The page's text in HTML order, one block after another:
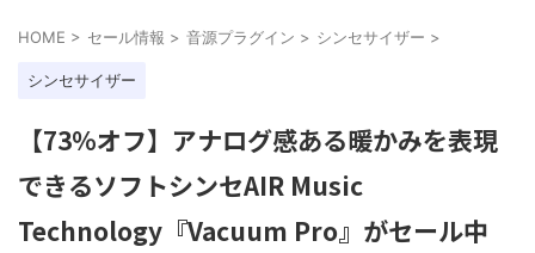
HOME > セール情報 > 音源プラグイン > シンセサイザー >
シンセサイザー
【73%オフ】アナログ感ある暖かみを表現
できるソフトシンセAIR Music
Technology『Vacuum Pro』がセール中